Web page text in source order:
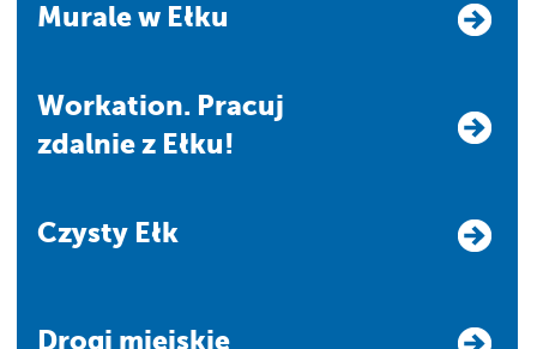
Murale w Ełku
Workation. Pracuj
zdalnie z Ełku!
Czysty Ełk
Drogi miejskie